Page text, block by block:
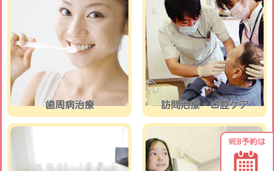
WEB予約は
歯周病治療 訪問治療・口腔ケア